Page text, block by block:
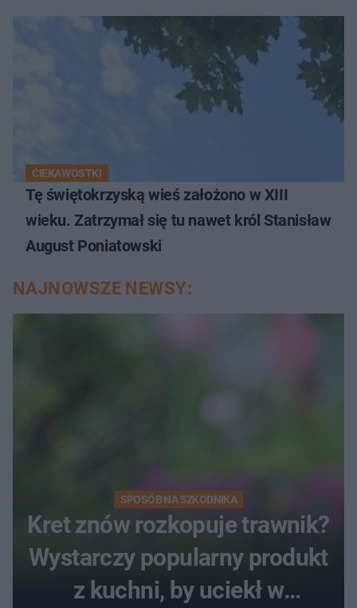
CIEKAWOSTKI
Tę świętokrzyską wieś założono w XIII
wieku. Zatrzymał się tu nawet król Stanisław
August Poniatowski
NAJNOWSZE NEWSY:
SPOSÓB NA SZKODNIKA
Kret znów rozkopuje trawnik?
Wystarczy popularny produkt
z kuchni, by uciekł w